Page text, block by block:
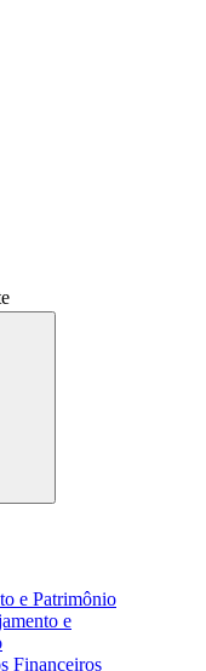
e Patrimônio
e
Financeiros